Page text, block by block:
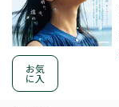
お気
に入